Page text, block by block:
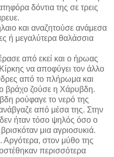
δόντια της σε τρεις
και αναζητούσε ανάμεσα
ή μεγαλύτερα θαλάσσια
από εκεί και ο ήρωας
να αποφύγει τον άλλο
από το πλήρωμα και
βράχο ζούσε η Χάρυβδη.
ρούφαγε το νερό της
από μέσα της. Στην
ήταν τόσο ψηλός όσο ο
μια αγριοσυκιά.
Αργότερα, στον μύθο της
περισσότερα